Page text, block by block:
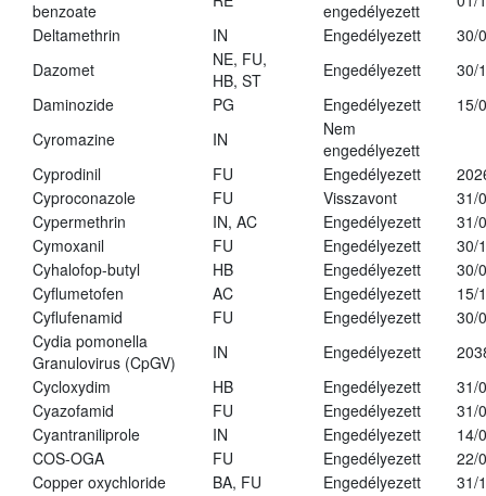
benzoate
engedélyezett
Deltamethrin
IN Engedélyezett
30/
Dazomet
NE, FU,
HB, ST
Engedélyezett
30/
Daminozide
PG Engedélyezett
15/
Cyromazine
IN
Nem
engedélyezett
Cyprodinil
FU Engedélyezett
Cyproconazole
FU Visszavont
31/
Cypermethrin
IN, AC Engedélyezett
31/
Cymoxanil
FU Engedélyezett
30/
Cyhalofop-butyl
HB Engedélyezett
30/
Cyflumetofen
AC Engedélyezett
15/
Cyflufenamid
FU Engedélyezett
30/
Cydia pomonella
Granulovirus (CpGV)
IN Engedélyezett
Cycloxydim
HB Engedélyezett
31/
Cyazofamid
FU Engedélyezett
31/
Cyantraniliprole
IN Engedélyezett
14/
COS-OGA
FU Engedélyezett
22/
Copper oxychloride
BA, FU Engedélyezett
31/